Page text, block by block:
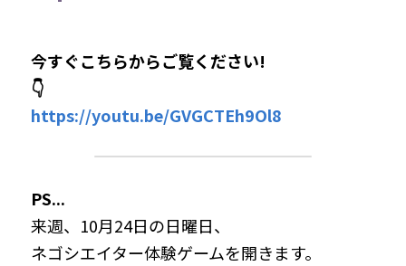
今すぐこちらからご覧ください!
👇
https://youtu.be/GVGCTEh9Ol8​
PS...
来週、10月24日の日曜日、
ネゴシエイター体験ゲームを開きます。